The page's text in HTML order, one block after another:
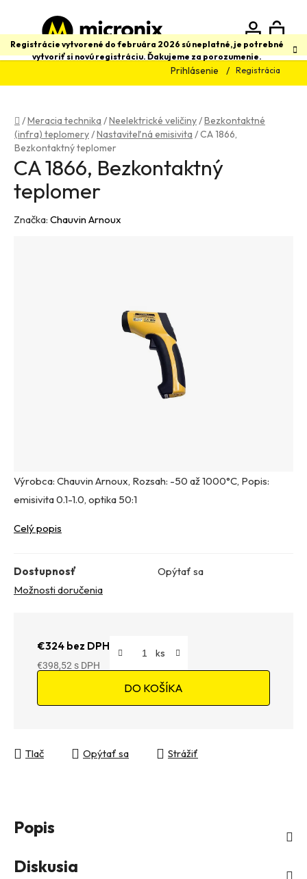
obsah
Registrácie vytvorené do februára 2026 sú neplatné, je potrebné
vytvoriť si novú registráciu. Ďakujeme za porozumenie.
Prihlásenie Registrácia
Hľadať
Domov
/Meracia technika /Neelektrické veličiny/Bezkontaktné
(infra) teplomery/Nastaviteľná emisivita /CA 1866,
Bezkontaktný teplomer
Výrobca: Chauvin Arnoux, Rozsah: -50 až 1000°C, Popis:
emisivita 0.1-1.0, optika 50:1
Celý popis
Dostupnosť
Opýtať sa
Možnosti doručenia
€324 bez DPH
€398,52
DO KOŠÍKA
Tlač Opýtať sa Strážiť
CA 1866, Bezkontaktný
teplomer
Značka: Chauvin Arnoux
Popis
Diskusia